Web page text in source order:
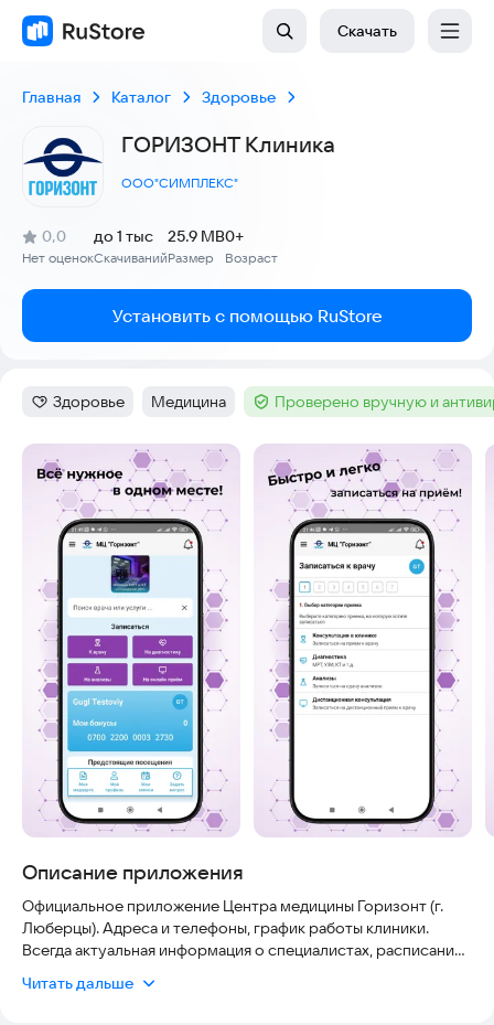
Скачать
Главная Каталог Здоровье
ГОРИЗОНТ Клиника
ООО"СИМПЛЕКС"
Рейтинг:
0,0
(
Нет оценок
)
Скачиваний
до 1 тыс
Размер
25.9 MB
Возраст
0+
Установить с помощью RuStore
Категория:
Здоровье Тег:
Медицина Тег :Проверено вручную и
Скриншоты
Описание приложения
Официальное приложение Центра медицины Горизонт (г.
Люберцы). Адреса и телефоны, график работы клиники.
Всегда актуальная информация о специалистах, расписание
времени, просмотр истории обращений, результатов
Читать дальше